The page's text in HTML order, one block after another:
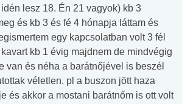
lesz 18. Én 21 vagyok) kb 3
és kb 3 és fé 4 hónapja láttam és
egy kapcsolatban volt 3 fél
kb 1 évig majdnem de mindvégig
van és néha a barátnőjével is beszél
véletlen. pl a buszon jött haza
és akkor a mostani barátnőm is ott volt